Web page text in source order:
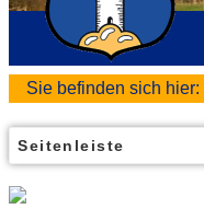
Sie befinden sich hier:
Seitenleiste